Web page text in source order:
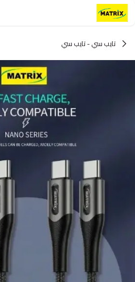
تخطي للذهاب إلى المحتوى
تايب سي - تايب سي